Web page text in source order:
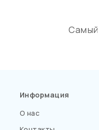
Самый
Информация
О нас